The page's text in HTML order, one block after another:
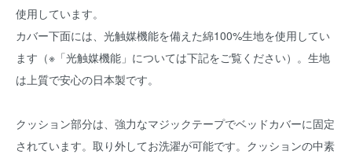
使用しています。
カバー下面には、光触媒機能を備えた綿100%生地を使用してい
ます（※「光触媒機能」については下記をご覧ください）。生地
は上質で安心の日本製です。
クッション部分は、強力なマジックテープでベッドカバーに固定
されています。取り外してお洗濯が可能です。クッションの中素